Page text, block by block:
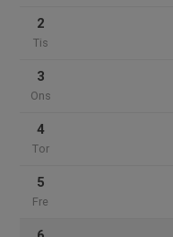
2
Tis
3
Ons
4
Tor
5
Fre